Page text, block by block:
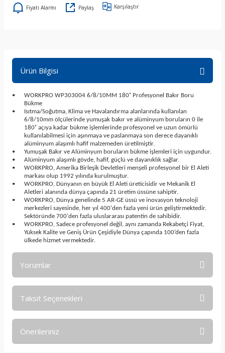
Fiyatı Alarmı Paylaş Karşılaştır
Ürün Bilgisi
•
WORKPRO WP303004 6/8/10MM 180˚ Profesyonel Bakır Boru
Bükme
•
Isıtma/Soğutma, Klima ve Havalandırma alanlarında kullanılan
6/8/10mm ölçülerinde yumuşak bakır ve alüminyum boruların 0 ile
180˚ açıya kadar bükme işlemlerinde profesyonel ve uzun ömürlü
kullanılabilmesi için aşınmaya ve paslanmaya son derece dayanıklı
alüminyum alaşımlı hafif malzemeden üretilmiştir.
•
Yumuşak Bakır ve Alüminyum boruların bükme işlemleri için uygundur.
•
Alüminyum alaşımlı gövde, hafif, güçlü ve dayanıklık sağlar.
•
WORKPRO, Amerika Birleşik Devletleri menşeli profesyonel bir El Aleti
markası olup 1992 yılında kurulmuştur.
•
WORKPRO, Dünyanın en büyük El Aleti üreticisidir ve Mekanik El
Aletleri alanında dünya çapında 21 üretim üssüne sahiptir.
•
WORKPRO, Dünya genelinde 5 AR-GE üssü ve inovasyon teknoloji
merkezleri sayesinde, her yıl 400'den fazla yeni ürün geliştirmektedir.
Sektöründe 700'den fazla uluslararası patentin de sahibidir.
•
WORKPRO, Sadece profesyonel değil, aynı zamanda Rekabetçi Fiyat,
Yüksek Kalite ve Geniş Ürün Çeşidiyle Dünya çapında 100’den fazla
ülkede hizmet vermektedir.
Yorumlar
Taksit Seçenekleri
Önerileriniz